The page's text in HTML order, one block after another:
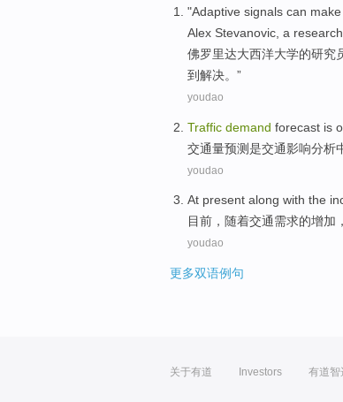
"Adaptive signals can
Alex Stevanovic , a
佛罗里达大西洋大学的研究
到解决。”
youdao
Traffic demand forecast is
交通量预测是交通影响分析
youdao
At present along with the
目前 ， 随着交通需求的增加 ，
youdao
更多双语例句
关于有道 Investors 有道智